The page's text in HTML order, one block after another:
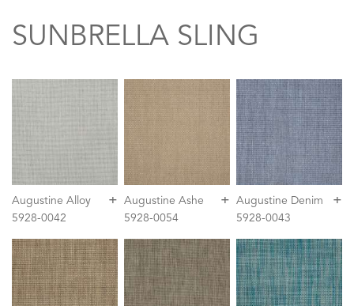
SUNBRELLA SLING
+
Augustine Alloy
5928-0042
+
Augustine Ashe
5928-0054
+
Augustine Denim
5928-0043